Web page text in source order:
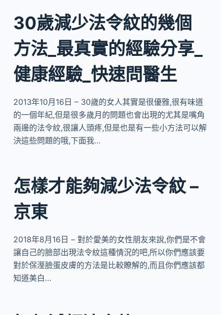
30歲減少法令紋的幾個
方法_最真實的經驗分享_
健康經驗_快速問醫生
2013年10月16日 – 30歲的女人其實是很優雅,很有味道
的一個年紀,但是很多歲月的問題也會出現的尤其是嘴角
兩邊的法令紋,很讓人頭疼,但是也是有一些小方法可以解
決這些問題的哦,下面我…
怎樣才能夠減少法令紋 –
京東
2018年8月16日 – 對於愛美的女性朋友來說,你們是不會
讓自己的臉部出現法令紋這種情況的吧,所以你們應該要
對於保溼臉蛋皮膚的方法是比較瞭解的,而且你們應該都
知道美白…